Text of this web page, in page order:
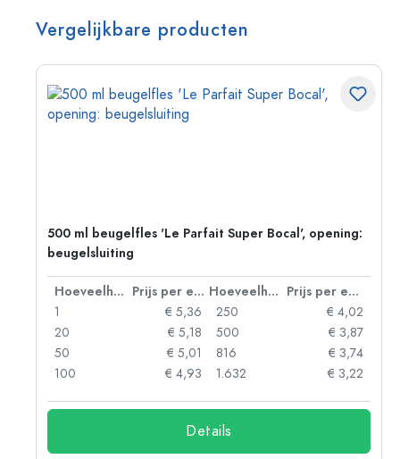
Vergelijkbare producten
500 ml beugelfles 'Le Parfait Super Bocal', opening:
beugelsluiting
Hoeveelheid Prijs per eenheid Hoeveelheid
Prijs per eenheid
1
€ 5,36
20
€ 5,18
50
€ 5,01
100
€ 4,93
250
€ 4,02
500
€ 3,87
816
€ 3,74
1.632
€ 3,22
Details